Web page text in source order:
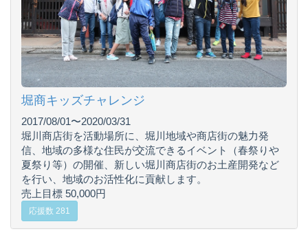
堀商キッズチャレンジ
2017/08/01〜2020/03/31
堀川商店街を活動場所に、堀川地域や商店街の魅力発
信、地域の多様な住民が交流できるイベント（春祭りや
夏祭り等）の開催、新しい堀川商店街のお土産開発など
を行い、地域のお活性化に貢献します。
売上目標 50,000円
応援数 281